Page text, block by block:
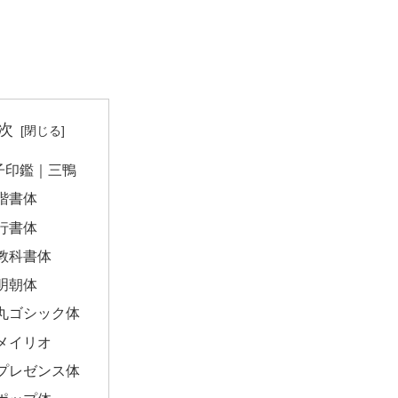
印鑑｜三鴨
書体
書体
科書体
朝体
ゴシック体
イリオ
レゼンス体